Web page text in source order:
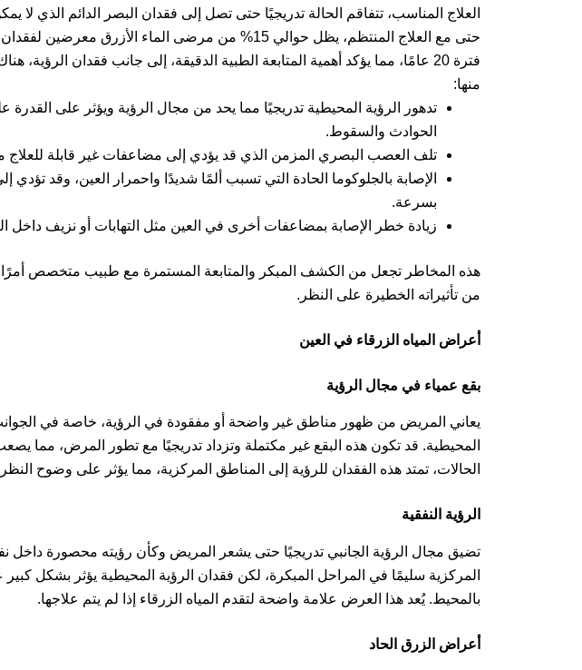
العلاج المناسب، تتفاقم الحالة تدريجيًا حتى تصل إلى فقدان البصر الدائم الذي لا
حتى مع العلاج المنتظم، يظل حوالي 15% من مرضى الماء
فترة 20 عامًا، مما يؤكد أهمية المتابعة الطبية الدقيقة، إلى جانب فقدان
منها:
تدهور الرؤية المحيطية تدريجيًا مما يحد من مجال الرؤية ويؤثر على القدرة
الحوادث والسقوط.
تلف العصب البصري المزمن الذي قد يؤدي إلى مضاعفات غير قابلة
الإصابة بالجلوكوما الحادة التي تسبب ألمًا شديدًا واحمرار العين، وقد تؤدي
بسرعة.
زيادة خطر الإصابة بمضاعفات أخرى في العين مثل التهابات أو نزيف داخل
هذه المخاطر تجعل من الكشف المبكر والمتابعة المستمرة مع طبيب متخصص
من تأثيراته الخطيرة على النظر.
أعراض المياه الزرقاء في العين
بقع عمياء في مجال الرؤية
يعاني المريض من ظهور مناطق غير واضحة أو مفقودة في الرؤية، خاصة في الجوانب
المحيطية. قد تكون هذه البقع غير مكتملة وتزداد تدريجيًا مع تطور المرض، مما
الحالات، تمتد هذه الفقدان للرؤية إلى المناطق المركزية، مما يؤثر على وضوح
الرؤية النفقية
تضيق مجال الرؤية الجانبي تدريجيًا حتى يشعر المريض وكأن رؤيته محصورة داخل
المركزية سليمًا في المراحل المبكرة، لكن فقدان الرؤية المحيطية يؤثر بشكل
بالمحيط. يُعد هذا العرض علامة واضحة لتقدم المياه الزرقاء إذا لم يتم علاجها.
أعراض الزرق الحاد